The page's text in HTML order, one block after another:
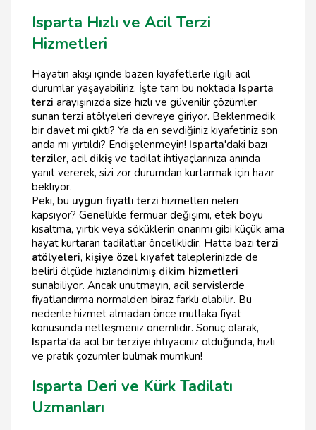
Isparta Hızlı ve Acil Terzi
Hizmetleri
Hayatın akışı içinde bazen kıyafetlerle ilgili acil
durumlar yaşayabiliriz. İşte tam bu noktada Isparta
terzi arayışınızda size hızlı ve güvenilir çözümler
sunan terzi atölyeleri devreye giriyor. Beklenmedik
bir davet mi çıktı? Ya da en sevdiğiniz kıyafetiniz son
anda mı yırtıldı? Endişelenmeyin! Isparta'daki bazı
terziler, acil dikiş ve tadilat ihtiyaçlarınıza anında
yanıt vererek, sizi zor durumdan kurtarmak için hazır
bekliyor.
Peki, bu uygun fiyatlı terzi hizmetleri neleri
kapsıyor? Genellikle fermuar değişimi, etek boyu
kısaltma, yırtık veya söküklerin onarımı gibi küçük ama
hayat kurtaran tadilatlar önceliklidir. Hatta bazıterzi
atölyeleri, kişiye özel kıyafet taleplerinizde de
belirli ölçüde hızlandırılmış dikim hizmetleri
sunabiliyor. Ancak unutmayın, acil servislerde
fiyatlandırma normalden biraz farklı olabilir. Bu
nedenle hizmet almadan önce mutlaka fiyat
konusunda netleşmeniz önemlidir. Sonuç olarak,
Isparta'da acil birterziye ihtiyacınız olduğunda, hızlı
ve pratik çözümler bulmak mümkün!
Isparta Deri ve Kürk Tadilatı
Uzmanları